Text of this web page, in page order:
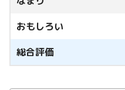
おもしろい
総合評価